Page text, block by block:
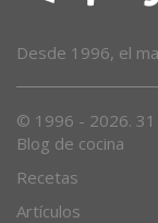
Blog de cocina